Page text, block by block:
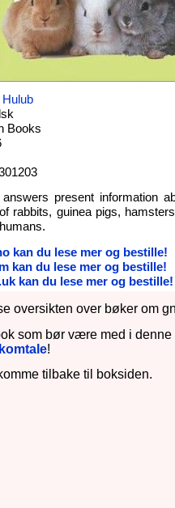
Books
present information
rabbits, guinea pigs,
kan du lese mer og bestille!
kan du lese mer og bestille!
kan du lese mer og bestille!
oversikten over bøker om
som bør være med i
!
tilbake til boksiden.